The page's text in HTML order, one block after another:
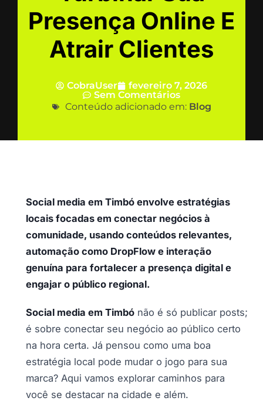
Presença Online E
Atrair Clientes
CobraUser
fevereiro 7, 2026
Sem Comentários
Conteúdo adicionado em: Blog
Social media em Timbó envolve estratégias
locais focadas em conectar negócios à
comunidade, usando conteúdos relevantes,
automação como DropFlow e interação
genuína para fortalecer a presença digital e
engajar o público regional.
Social media em Timbó não é só publicar posts;
é sobre conectar seu negócio ao público certo
na hora certa. Já pensou como uma boa
estratégia local pode mudar o jogo para sua
marca? Aqui vamos explorar caminhos para
você se destacar na cidade e além.